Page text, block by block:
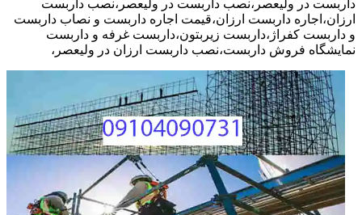
داربست در ولیعصر،نصب داربست در ولیعصر،نصب داربست
ارزان،اجاره داربست ارزان،قیمت اجاره داربست و نصاب داربست
و داربست کفراژ،داربست زیربتون،داربست غرفه و داربست
نمایشگاه فروش داربست،نصب داربست ارزان در ولیعصر،